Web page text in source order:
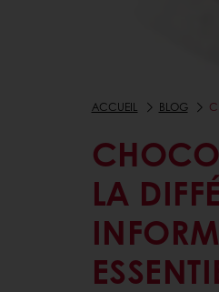
ACCUEIL BLOG
LA